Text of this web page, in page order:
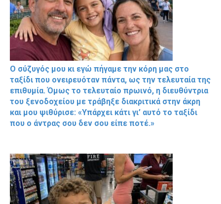
Ο σύζυγός μου κι εγώ πήγαμε την κόρη μας στο
ταξίδι που ονειρευόταν πάντα, ως την τελευταία της
επιθυμία. Όμως το τελευταίο πρωινό, η διευθύντρια
του ξενοδοχείου με τράβηξε διακριτικά στην άκρη
και μου ψιθύρισε: «Υπάρχει κάτι γι’ αυτό το ταξίδι
που ο άντρας σου δεν σου είπε ποτέ.»